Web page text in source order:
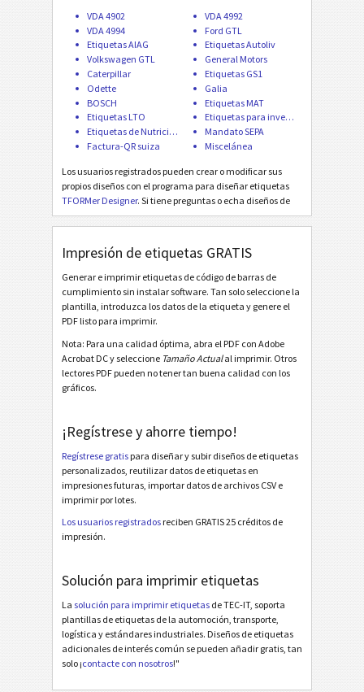
CAT Caterpillar
GS1 Etiquetas GS1
O Odette
G Galia
B BOSCH
MAT Etiquetas MAT
LTO Etiquetas LTO
I Etiquetas para inventario
NF
€ Mandato SEPA
₣ Factura-QR suiza
M Miscelánea
VDA 4902
VDA 4992
VDA 4994
Ford GTL
Etiquetas AIAG
Etiquetas Autoliv
Volkswagen GTL
General Motors
Caterpillar
Etiquetas GS1
Odette
Galia
BOSCH
Etiquetas MAT
Etiquetas LTO
Etiquetas para inventario
Etiquetas de Nutrición
Mandato SEPA
Factura-QR suiza
Miscelánea
Los usuarios registrados pueden crear o modificar sus
propios diseños con el programa para diseñar etiquetas
TFORMer Designer. Si tiene preguntas o echa diseños de
etiquetas en falta, tan solopóngase en contacto con
nosotros. ¡Agregamos diseños de etiquetas de interés
general gratis!
Impresión de etiquetas GRATIS
Generar e imprimir etiquetas de código de barras de
cumplimiento sin instalar software. Tan solo seleccione la
plantilla, introduzca los datos de la etiqueta y genere el
PDF listo para imprimir.
Nota: Para una calidad óptima, abra el PDF con Adobe
Acrobat DC y seleccione Tamaño Actualal imprimir. Otros
lectores PDF pueden no tener tan buena calidad con los
gráficos.
¡Regístrese y ahorre tiempo!
Regístrese gratis para diseñar y subir diseños de etiquetas
personalizados, reutilizar datos de etiquetas en
impresiones futuras, importar datos de archivos CSV e
imprimir por lotes.
Los usuarios registrados reciben GRATIS 25 créditos de
impresión.
Solución para imprimir etiquetas
La solución para imprimir etiquetas de TEC-IT, soporta
plantillas de etiquetas de la automoción, transporte,
logística y estándares industriales. Diseños de etiquetas
adicionales de interés común se pueden añadir gratis, tan
solo ¡contacte con nosotros!"